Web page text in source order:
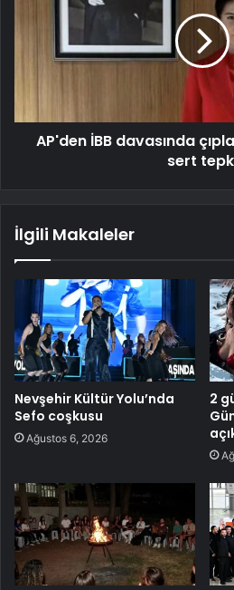
AP'den İBB davasında
sert
İlgili Makaleler
Nevşehir Kültür Yolu’nda
Sefo coşkusu
Ağustos 6, 2026
2